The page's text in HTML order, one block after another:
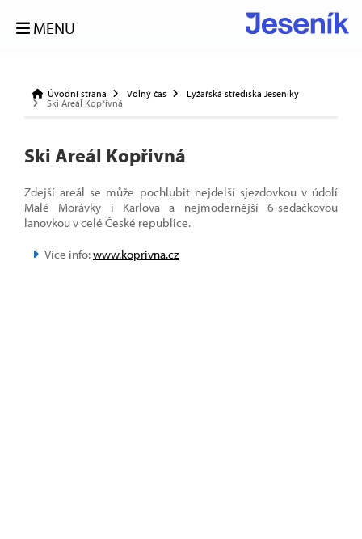
MENU
Úvodní strana Volný čas
Lyžařská střediska Jeseníky
Ski Areál Kopřivná
Ski Areál Kopřivná
Zdejší areál se může pochlubit nejdelší sjezdovkou v údolí
Malé Morávky i Karlova a nejmodernější 6-sedačkovou
lanovkou v celé České republice.
Více info:www.koprivna.cz